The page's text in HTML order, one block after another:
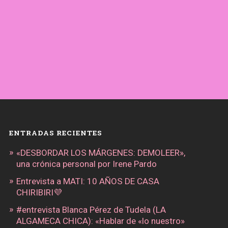
ENTRADAS RECIENTES
«DESBORDAR LOS MÁRGENES: DEMOLEER»,
una crónica personal por Irene Pardo
Entrevista a MATI: 10 AÑOS DE CASA
CHIRIBIRI💜
#entrevista Blanca Pérez de Tudela (LA
ALGAMECA CHICA): «Hablar de «lo nuestro»